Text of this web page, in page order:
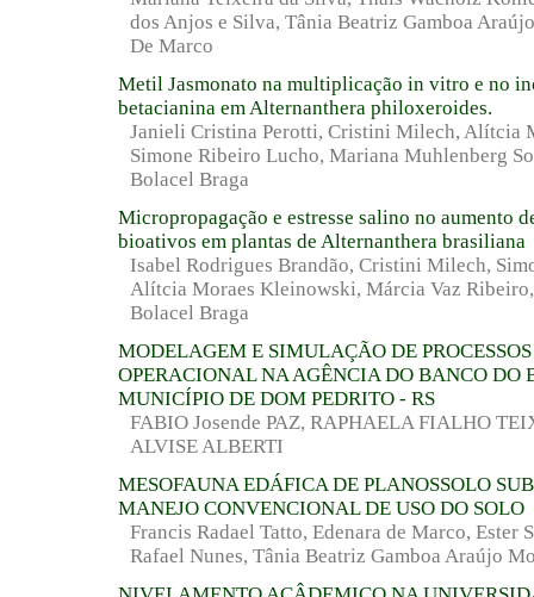
dos Anjos e Silva, Tânia Beatriz Gamboa
De Marco
Metil Jasmonato na multiplicação in vitro e no
betacianina em Alternanthera philoxeroides.
Janieli Cristina Perotti, Cristini Milech, Alítcia
Simone Ribeiro Lucho, Mariana Muhlenberg
Bolacel Braga
Micropropagação e estresse salino no aumento
bioativos em plantas de Alternanthera brasiliana
Isabel Rodrigues Brandão, Cristini Milech,
Alítcia Moraes Kleinowski, Márcia Vaz
Bolacel Braga
MODELAGEM E SIMULAÇÃO DE
OPERACIONAL NA AGÊNCIA DO BANCO DO
MUNICÍPIO DE DOM PEDRITO - RS
FABIO Josende PAZ, RAPHAELA FIALHO
ALVISE ALBERTI
MESOFAUNA EDÁFICA DE PLANOSSOLO
MANEJO CONVENCIONAL DE USO DO SOLO
Francis Radael Tatto, Edenara de Marco, Ester
Rafael Nunes, Tânia Beatriz Gamboa Araújo